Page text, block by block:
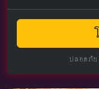
ปลอดภัย